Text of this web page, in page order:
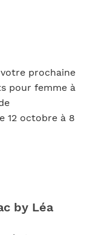
prochaine
pour femme à
12 octobre à 8
by Léa